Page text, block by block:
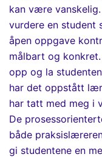
kan være
vurdere en student
åpen oppgave
målbart og
opp og la
har det oppstått
har tatt med meg i
De
både
gi studentene en